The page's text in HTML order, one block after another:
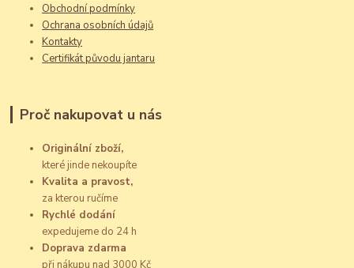
Obchodní podmínky
Ochrana osobních údajů
Kontakty
Certifikát původu jantaru
Proč nakupovat u nás
Originální zboží,
které jinde nekoupíte
Kvalita a pravost,
za kterou ručíme
Rychlé dodání
expedujeme do 24 h
Doprava zdarma
při nákupu nad 3000 Kč